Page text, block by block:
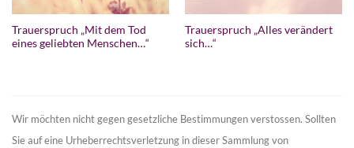
Trauerspruch „Mit dem Tod
eines geliebten Menschen…“
Trauerspruch „Alles verändert
sich…“
Wir möchten nicht gegen gesetzliche Bestimmungen verstossen. Sollten
Sie auf eine Urheberrechtsverletzung in dieser Sammlung von